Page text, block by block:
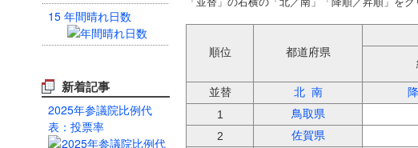
15 年間晴れ日数
新着記事
2025年参議院比例代
表：投票率
順位 都道府県
並替
北 南
1
鳥取県
2
佐賀県